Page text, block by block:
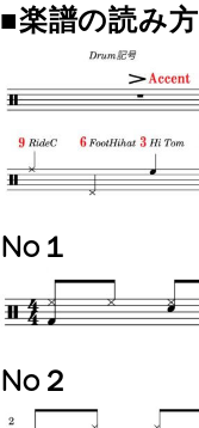
■楽譜の読み方
No１
No２